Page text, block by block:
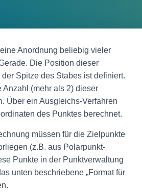
T
eine Anordnung beliebig vieler
Die Position dieser
Spitze des Stabes ist definiert.
(mehr als 2) dieser
Über ein Ausgleichs-Verfahren
des Punktes berechnet.
müssen für die Zielpunkte
(z.B. aus Polarpunkt-
Punkte in der Punktverwaltung
unten beschriebene „Format für